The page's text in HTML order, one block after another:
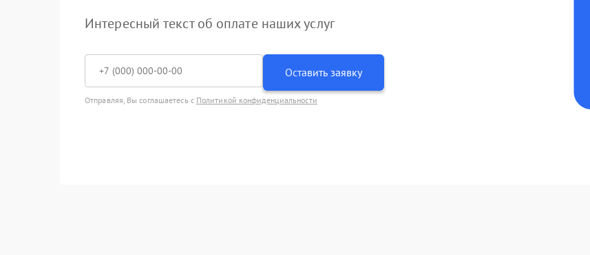
Интересный текст об оплате наших услуг
Оставить заявку
Отправляя, Вы соглашаетесь с Политикой конфиденциальности